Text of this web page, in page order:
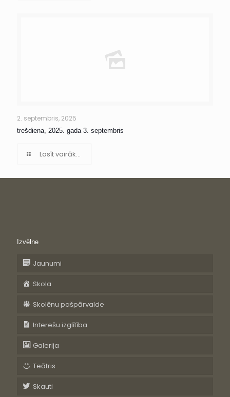
2. septembris, 2025
trešdiena, 2025. gada 3. septembris
Lasīt vairāk...
Izvēlne
Jaunumi
Skola
Skolēnu pašpārvalde
Interešu izglītība
Galerija
Teātris
Skauti